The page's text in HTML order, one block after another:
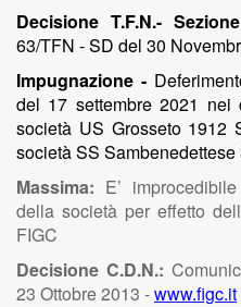
Decisione T.F.N.-
63/TFN - SD del 30
Impugnazione -
del 17 settembre 2021
società US Grosseto
società SS
Massima: E’
della società per effetto
FIGC
Decisione C.D.N.:
23 Ottobre 2013 -www.figc.it